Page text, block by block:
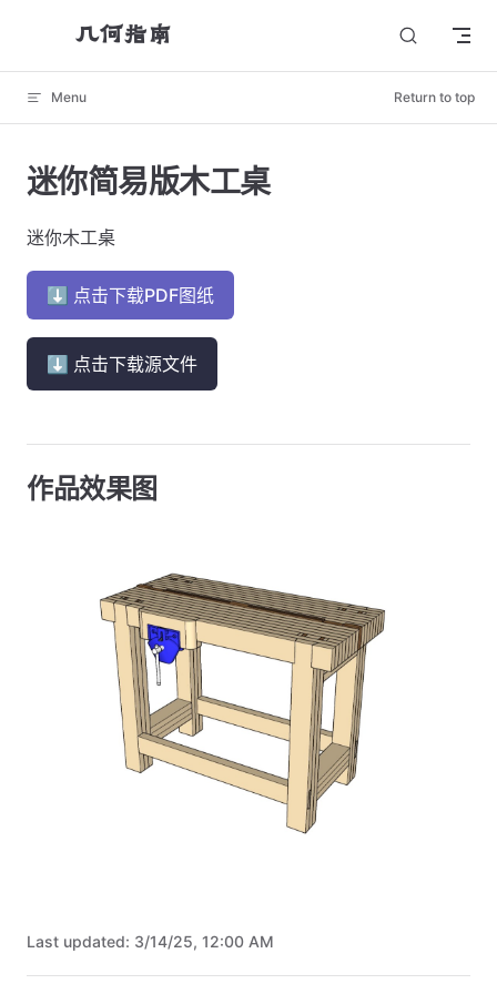
Skip to content
几何指南
Menu Return to top
迷你简易版木工桌
迷你木工桌
⬇ 点击下载PDF图纸
⬇ 点击下载源文件
作品效果图
Last updated: 3/14/25, 12:00 AM